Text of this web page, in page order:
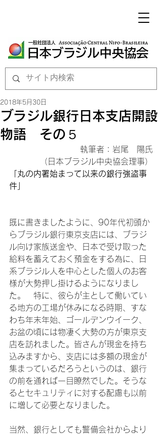
ブラジル銀行日本支店開設
物語 その５
2018年5月30日
執筆者：岩尾　陽氏
（日本ブラジル中央協会理事）
「丸の内署始まって以来の銀行強盗事
件」
既に書きましたように、90年代初頭か
らブラジル銀行東京支店には、ブラジ
ル向け家族送金や、日本で受け取った
給料を蓄えておく預金をする為に、日
系ブラジル人を中心とした個人のお客
様が大勢押し掛けるようになりまし
た。　特に、彼らが主として働いてい
る地方の工場が休みになる時期、すな
わち年末年始、ゴールデンウイーク、
お盆の頃には物凄く大勢の方が東京支
店を訪れました。皆さんが現金を持ち
込みますから、支店には多額の現金が
集まっているだろうというのは、銀行
の前を通れば一目瞭然でした。そうな
るとセキュリティに対する配慮も以前
に増して必要となりました。
当然、銀行としても警備会社からより